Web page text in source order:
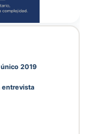
2019
entrevista